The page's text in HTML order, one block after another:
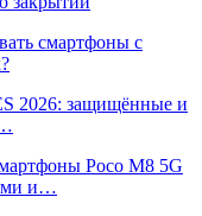
смартфоны с
2026: защищённые и
Poco M8 5G
и…